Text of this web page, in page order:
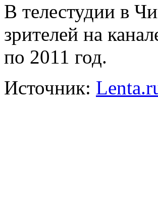
В телестудии в
зрителей на
по 2011 год.
Источник: